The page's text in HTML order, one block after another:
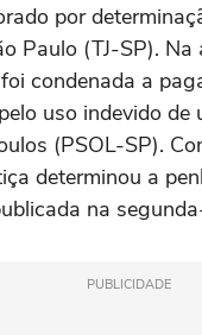
por
Paulo (TJ-SP). Na
condenada a
uso indevido de
(PSOL-SP).
determinou a
na
PUBLICIDADE